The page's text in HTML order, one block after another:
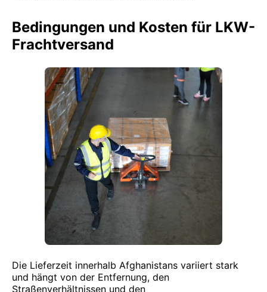
Bedingungen und Kosten für LKW-
Frachtversand
Die Lieferzeit innerhalb Afghanistans variiert stark
und hängt von der Entfernung, den
Straßenverhältnissen und den